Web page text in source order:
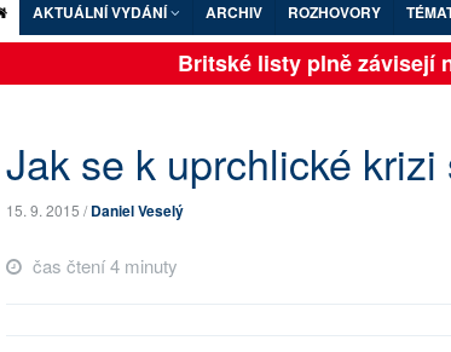
AKTUÁLNÍ VYDÁNÍ ARCHIV ROZHOVORY
Britské listy plně závisejí
Jak se k uprchlické
15. 9. 2015 /Daniel Veselý
čas čtení 4 minuty